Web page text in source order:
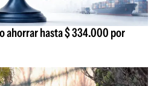
ahorrar hasta $ 334.000 por